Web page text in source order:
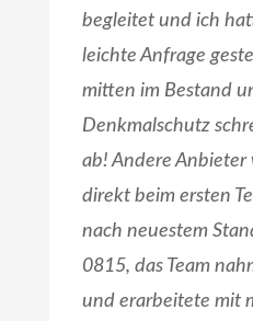
begleitet und ich
leichte Anfrage
mitten im Bestand
Denkmalschutz
ab! Andere Anbieter
direkt beim ersten
nach neuestem
0815, das Team
und erarbeitete mit